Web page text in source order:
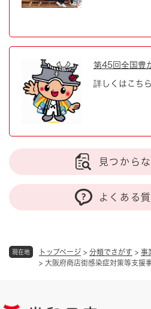
現在地 トップページ > 分類でさがす > 事
> 大阪府商店街感染症対策等支援
第45回全国豊
詳しくはこちら
見つから
よくある